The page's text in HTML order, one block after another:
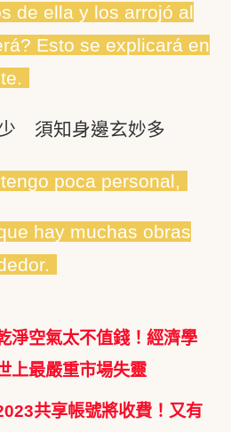
de ella y los arrojó al
Esto se explicará en
須知身邊玄妙多
poca personal,
hay muchas obras
淨空氣太不值錢！經濟學
上最嚴重市場失靈
共享帳號將收費！又有